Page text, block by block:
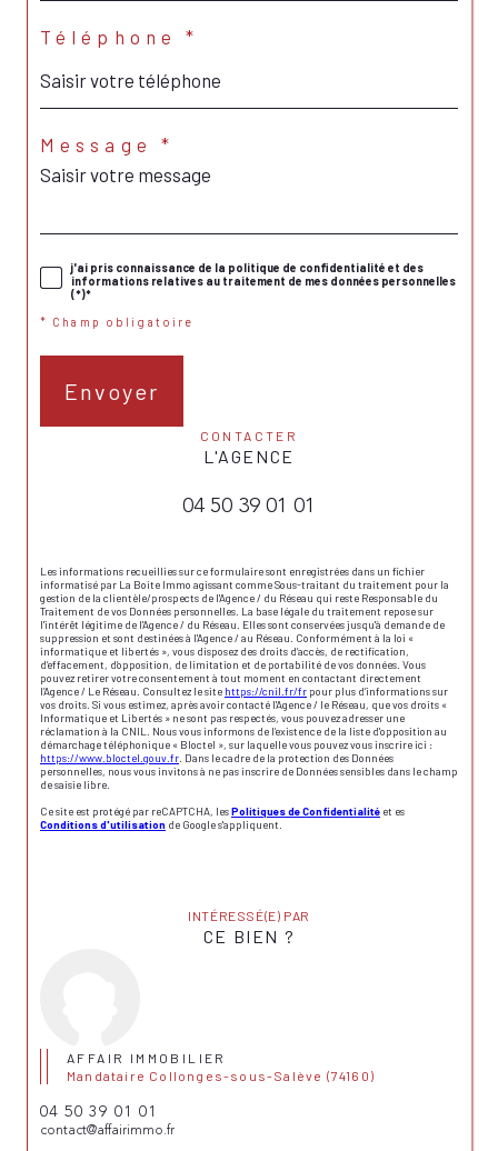
Téléphone *
Message *
j'ai pris connaissance de la politique de confidentialité et des
informations relatives au traitement de mes données personnelles
(*)*
* Champ obligatoire
Envoyer
CONTACTER
L'AGENCE
04 50 39 01 01
Les informations recueillies sur ce formulaire sont enregistrées dans un fichier
informatisé par La Boite Immo agissant comme Sous-traitant du traitement pour la
gestion de la clientèle/prospects de l'Agence / du Réseau qui reste Responsable du
Traitement de vos Données personnelles. La base légale du traitement repose sur
l'intérêt légitime de l'Agence / du Réseau. Elles sont conservées jusqu'à demande de
suppression et sont destinées à l'Agence / au Réseau. Conformément à la loi «
informatique et libertés », vous disposez des droits d’accès, de rectification,
d’effacement, d’opposition, de limitation et de portabilité de vos données. Vous
pouvez retirer votre consentement à tout moment en contactant directement
l’Agence / Le Réseau. Consultez le site https://cnil.fr/fr pour plus d’informations sur
vos droits. Si vous estimez, après avoir contacté l'Agence / le Réseau, que vos droits «
Informatique et Libertés » ne sont pas respectés, vous pouvez adresser une
réclamation à la CNIL. Nous vous informons de l’existence de la liste d'opposition au
démarchage téléphonique « Bloctel », sur laquelle vous pouvez vous inscrire ici :
https://www.bloctel.gouv.fr. Dans le cadre de la protection des Données
personnelles, nous vous invitons à ne pas inscrire de Données sensibles dans le champ
de saisie libre.
Ce site est protégé par reCAPTCHA, lesPolitiques de Confidentialité et es
Conditions d'utilisation de Google s'appliquent.
INTÉRESSÉ(E) PAR
CE BIEN ?
AFFAIR IMMOBILIER
Mandataire Collonges-sous-Salève (74160)
04 50 39 01 01
contact@affairimmo.fr